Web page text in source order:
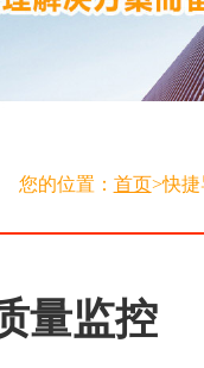
您的位置： 首页>快
量监控